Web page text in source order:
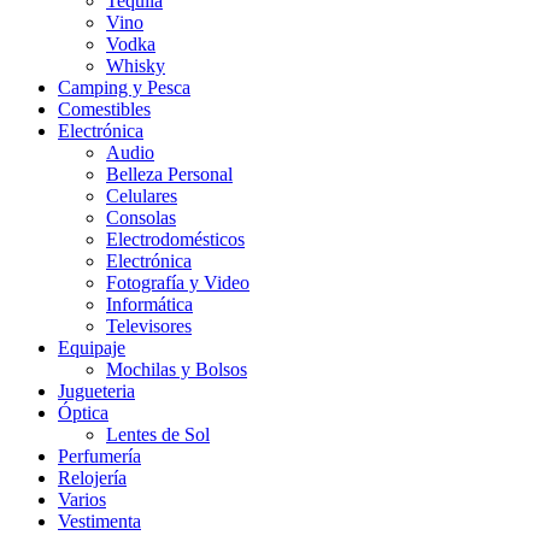
Vino
Vodka
Whisky
Camping y Pesca
Comestibles
Electrónica
Audio
Belleza Personal
Celulares
Consolas
Electrodomésticos
Electrónica
Fotografía y Video
Informática
Televisores
Equipaje
Mochilas y Bolsos
Jugueteria
Óptica
Lentes de Sol
Perfumería
Relojería
Varios
Vestimenta